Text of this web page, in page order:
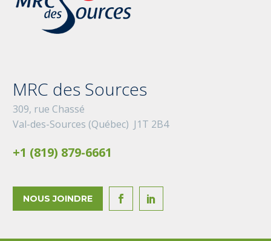
MRC des Sources
309, rue Chassé
Val-des-Sources (Québec) J1T 2B4
+1 (819) 879-6661
NOUS JOINDRE  